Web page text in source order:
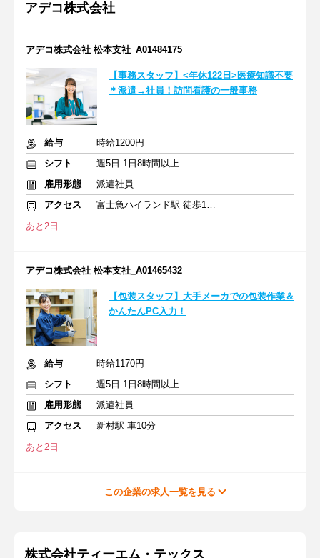
アデコ株式会社
アデコ株式会社 松本支社_A01484175
【事務スタッフ】<年休122日>医療知識不要
＊派遣→社員！訪問看護の一般事務
給与
時給1200円
シフト
週5日 1日8時間以上
雇用形態
派遣社員
アクセス
富士急ハイランド駅 徒歩15分
あと2日
アデコ株式会社 松本支社_A01465432
【包装スタッフ】大手メーカでの包装作業＆
かんたんPC入力！
給与
時給1170円
シフト
週5日 1日8時間以上
雇用形態
派遣社員
アクセス
新村駅 車10分
あと2日
この企業の求人一覧を見る
株式会社ティーエム・テックス